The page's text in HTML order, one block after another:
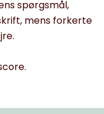
spørgsmål,
mens forkerte